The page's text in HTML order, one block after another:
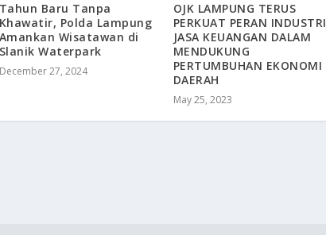
Tahun Baru Tanpa
Khawatir, Polda Lampung
Amankan Wisatawan di
Slanik Waterpark
December 27, 2024
OJK LAMPUNG TERUS
PERKUAT PERAN INDUSTRI
JASA KEUANGAN DALAM
MENDUKUNG
PERTUMBUHAN EKONOMI
DAERAH
May 25, 2023